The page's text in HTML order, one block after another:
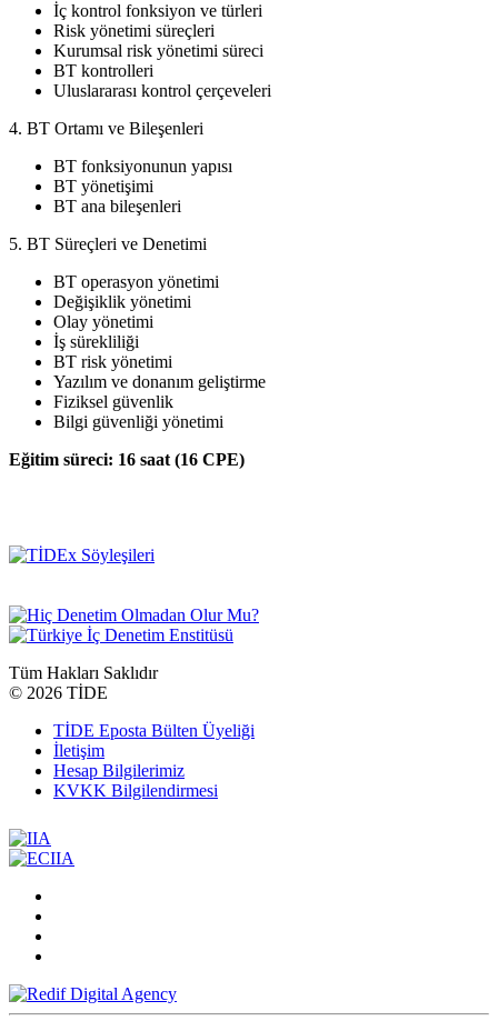
İç kontrol fonksiyon ve türleri
Risk yönetimi süreçleri
Kurumsal risk yönetimi süreci
BT kontrolleri
Uluslararası kontrol çerçeveleri
4. BT Ortamı ve Bileşenleri
BT fonksiyonunun yapısı
BT yönetişimi
BT ana bileşenleri
5. BT Süreçleri ve Denetimi
BT operasyon yönetimi
Değişiklik yönetimi
Olay yönetimi
İş sürekliliği
BT risk yönetimi
Yazılım ve donanım geliştirme
Fiziksel güvenlik
Bilgi güvenliği yönetimi
Eğitim süreci: 16 saat (16 CPE)
Tüm Hakları Saklıdır
© 2026 TİDE
TİDE Eposta Bülten Üyeliği
İletişim
Hesap Bilgilerimiz
KVKK Bilgilendirmesi